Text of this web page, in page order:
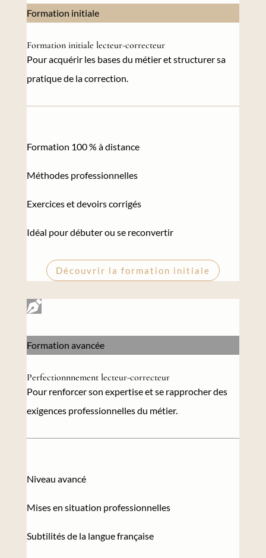
Formation initiale
Formation initiale lecteur-correcteur
Pour acquérir les bases du métier et structurer sa
pratique de la correction.
Formation 100 % à distance
Méthodes professionnelles
Exercices et devoirs corrigés
Idéal pour débuter ou se reconvertir
Découvrir la formation initiale

Formation avancée
Perfectionnnement lecteur-correcteur
Pour renforcer son expertise et se rapprocher des
exigences professionnelles du métier.
Niveau avancé
Mises en situation professionnelles
Subtilités de la langue française